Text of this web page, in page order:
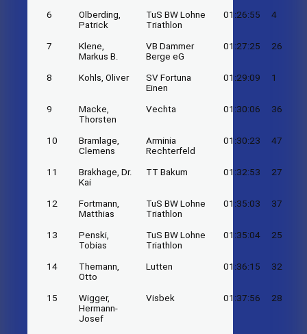
6
Olberding,
Patrick
TuS BW Lohne
Triathlon
01:26:55 4
7
Klene,
Markus B.
VB Dammer
Berge eG
01:27:25 26
8 Kohls, Oliver
SV Fortuna
Einen
01:29:09 1
9
Macke,
Thorsten
Vechta 01:30:06 36
10
Bramlage,
Clemens
Arminia
Rechterfeld
01:30:23 47
11
Brakhage, Dr.
Kai
TT Bakum 01:32:53 27
12
Fortmann,
Matthias
TuS BW Lohne
Triathlon
01:35:03 37
13
Penski,
Tobias
TuS BW Lohne
Triathlon
01:35:04 25
14
Themann,
Otto
Lutten 01:36:15 32
15
Wigger,
Hermann-
Josef
Visbek 01:37:56 28